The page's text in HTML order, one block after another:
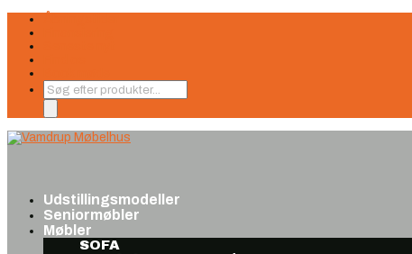
Products
search
Udstillingsmodeller
Seniormøbler
Møbler
SOFA